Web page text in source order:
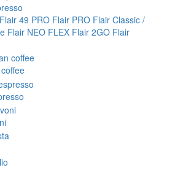
Flair 49 PRO Flair PRO Flair Classic /
Flair NEO FLEX Flair 2GO Flair